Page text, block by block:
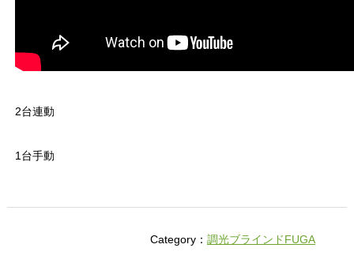
2台連動
1台手動
Category：調光ブラインドFUGA